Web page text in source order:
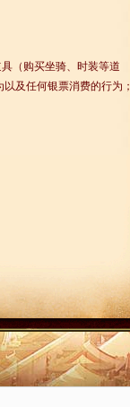
（购买坐骑、时装等道
及任何银票消费的行为；